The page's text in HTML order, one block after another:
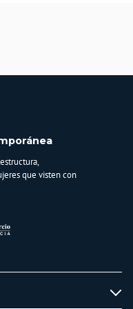
que visten con